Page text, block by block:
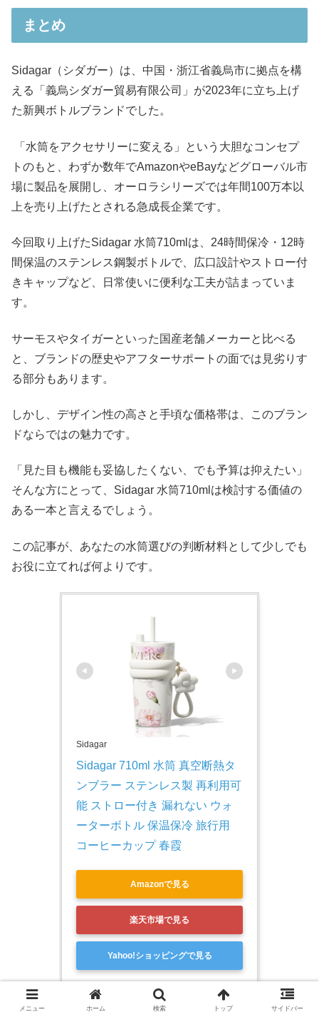
まとめ
Sidagar（シダガー）は、中国・浙江省義烏市に拠点を構
える「義烏シダガー貿易有限公司」が2023年に立ち上げ
た新興ボトルブランドでした。
「水筒をアクセサリーに変える」という大胆なコンセプ
トのもと、わずか数年でAmazonやeBayなどグローバル市
場に製品を展開し、オーロラシリーズでは年間100万本以
上を売り上げたとされる急成長企業です。
今回取り上げたSidagar 水筒710mlは、24時間保冷・12時
間保温のステンレス鋼製ボトルで、広口設計やストロー付
きキャップなど、日常使いに便利な工夫が詰まっていま
す。
サーモスやタイガーといった国産老舗メーカーと比べる
と、ブランドの歴史やアフターサポートの面では見劣りす
る部分もあります。
しかし、デザイン性の高さと手頃な価格帯は、このブラン
ドならではの魅力です。
「見た目も機能も妥協したくない、でも予算は抑えたい」
そんな方にとって、Sidagar 水筒710mlは検討する価値の
ある一本と言えるでしょう。
この記事が、あなたの水筒選びの判断材料として少しでも
お役に立てれば何よりです。
Sidagar
Sidagar 710ml 水筒 真空断熱タ
ンブラー ステンレス製 再利用可
能 ストロー付き 漏れない ウォ
ーターボトル 保温保冷 旅行用
コーヒーカップ 春霞
Amazonで見る
楽天市場で見る
Yahoo!ショッピングで見る
メニュー ホーム 検索 トップ サイドバー